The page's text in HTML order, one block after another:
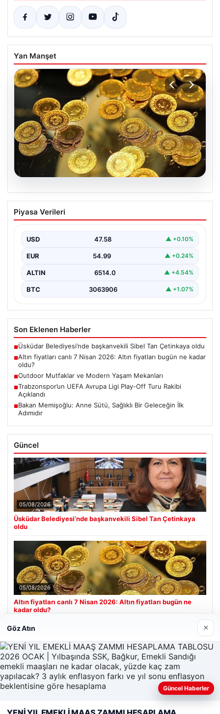
Yan Manşet
Altın fiyatları canlı 7 Nisan 2026: Altın
fiyatları bugün ne kadar oldu?
Piyasa Verileri
USD 47.58 ▲ +0.10%
EUR 54.99 ▲ +0.24%
ALTIN 6514.0 ▲ +4.54%
BTC 3063906 ▲ +1.07%
Son Eklenen Haberler
■Üsküdar Belediyesi’nde başkanvekili Sibel Tan Çetinkaya oldu
■Altın fiyatları canlı 7 Nisan 2026: Altın fiyatları bugün ne kadar
oldu?
■Outdoor Mutfaklar ve Modern Yaşam Mekanları
■Trabzonspor’un UEFA Avrupa Ligi Play-Off Turu Rakibi
Açıklandı
■Bakan Memişoğlu: Anne Sütü, Sağlıklı Bir Geleceğin İlk
Adımıdır
Güncel
05/08/2026
Üsküdar Belediyesi’nde başkanvekili Sibel Tan Çetinkaya
oldu
05/08/2026
Altın fiyatları canlı 7 Nisan 2026: Altın fiyatları bugün ne
kadar oldu?
Son Eklenen Firmalar
Göz Atın ×
Güncel Haberler